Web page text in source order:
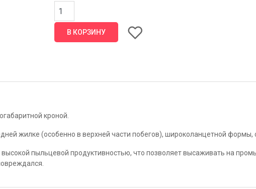
кроной.
жилке (особенно в верхней части побегов), широколанцетной формы,
пыльцевой продуктивностью, что позволяет высаживать на